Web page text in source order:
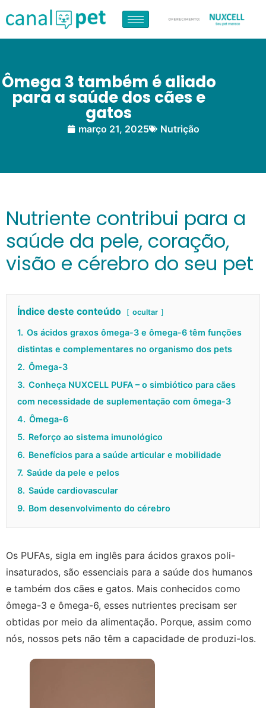
Ômega 3 também é aliado
para a saúde dos cães e
gatos
março 21, 2025 Nutrição
Nutriente contribui para a
saúde da pele, coração,
visão e cérebro do seu pet
Índice deste conteúdo ocultar
1. Os ácidos graxos ômega-3 e ômega-6 têm funções
distintas e complementares no organismo dos pets
2. Ômega-3
3. Conheça NUXCELL PUFA – o simbiótico para cães
com necessidade de suplementação com ômega-3
4. Ômega-6
5. Reforço ao sistema imunológico
6. Benefícios para a saúde articular e mobilidade
7. Saúde da pele e pelos
8. Saúde cardiovascular
9. Bom desenvolvimento do cérebro
Os PUFAs, sigla em inglês para ácidos graxos poli-
insaturados, são essenciais para a saúde dos humanos
e também dos cães e gatos. Mais conhecidos como
ômega-3 e ômega-6, esses nutrientes precisam ser
obtidas por meio da alimentação. Porque, assim como
nós, nossos pets não têm a capacidade de produzi-los.